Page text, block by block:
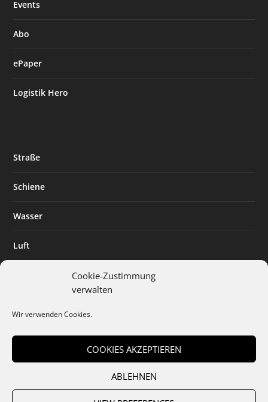
Cookie-Zustimmung
verwalten
Wir verwenden Cookies.
COOKIES AKZEPTIEREN
ABLEHNEN
Events
Abo
ePaper
Logistik Hero
Straße
Schiene
Wasser
Luft
Digitalisierung
Mediadaten Cookies Datenschutz